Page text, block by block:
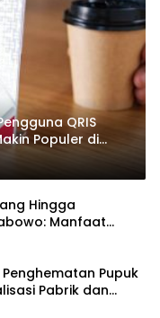
QRIS
Populer di
Hingga
Manfaat
Pupuk
Pabrik dan